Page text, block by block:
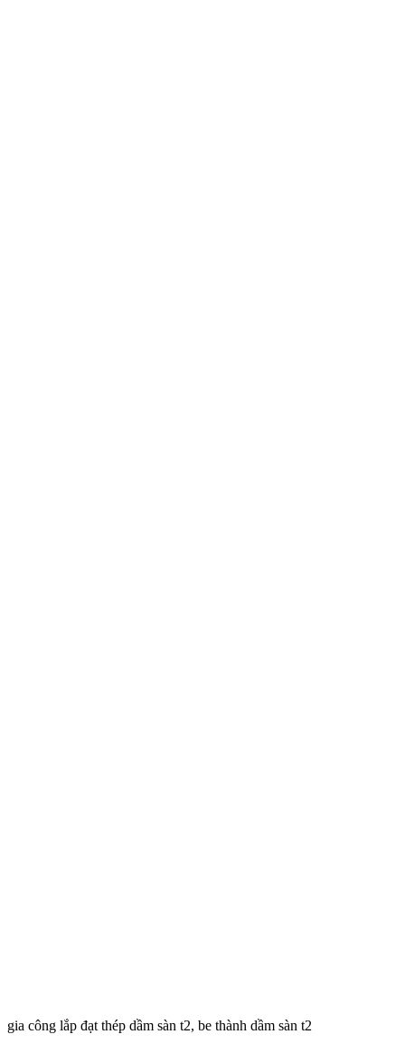
gia công lắp đạt thép dầm sàn t2, be thành dầm sàn t2